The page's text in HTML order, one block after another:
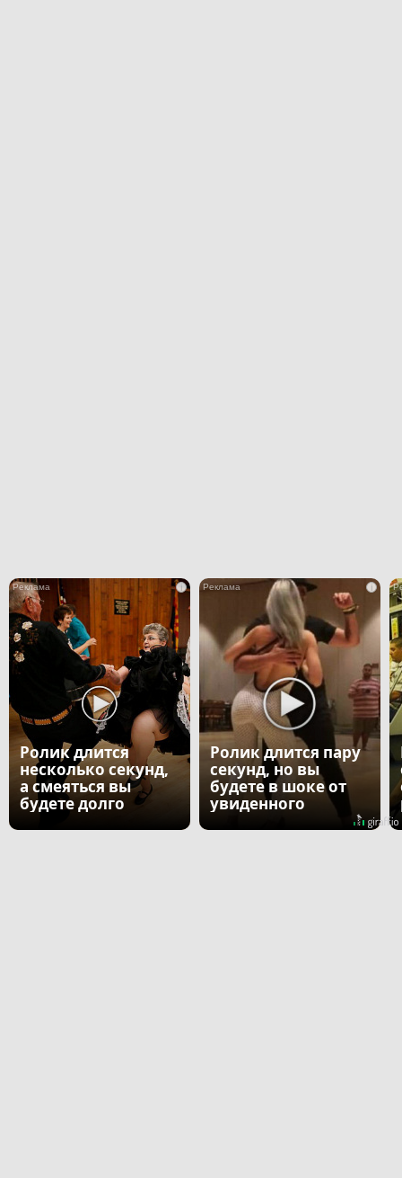
i
Ролик длится
несколько секунд,
а смеяться вы
будете долго
i
Ролик длится пару
секунд, но вы
будете в шоке от
увиденного